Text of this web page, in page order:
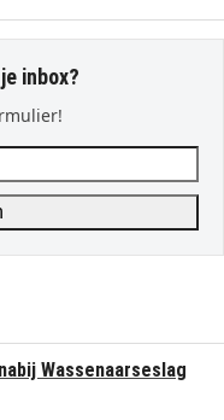
inbox?
Wassenaarseslag